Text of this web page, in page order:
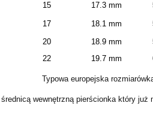
15 17.3 mm
17 18.1 mm
20
18.9 mm
22
19.7 mm
Typowa europejska
wewnętrzną pierścionka który już